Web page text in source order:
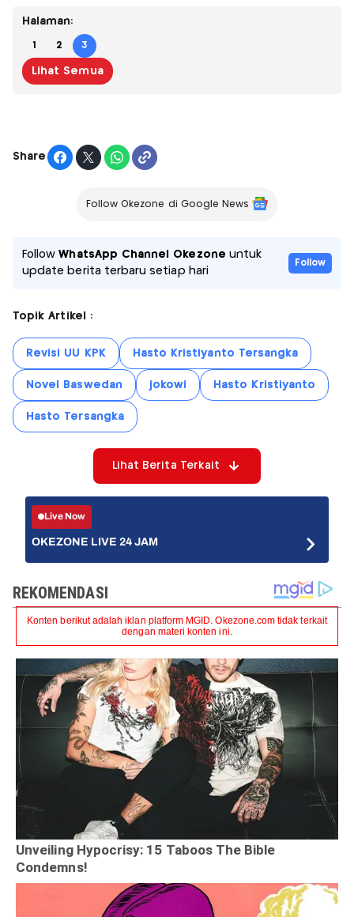
Halaman:
1 2 3
Lihat Semua
Share
Follow Okezone di Google News
FollowWhatsApp Channel Okezone untuk
update berita terbaru setiap hari
Follow
Topik Artikel :
Revisi UU KPK Hasto Kristiyanto Tersangka
Novel Baswedan jokowi Hasto Kristiyanto
Hasto Tersangka
Lihat Berita Terkait
Live Now
OKEZONE LIVE 24 JAM